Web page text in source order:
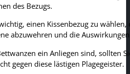
des Bezugs.
einen Kissenbezug zu
abzuwehren und die
ein Anliegen sind, sollten
gegen diese lästigen Plagegeister.